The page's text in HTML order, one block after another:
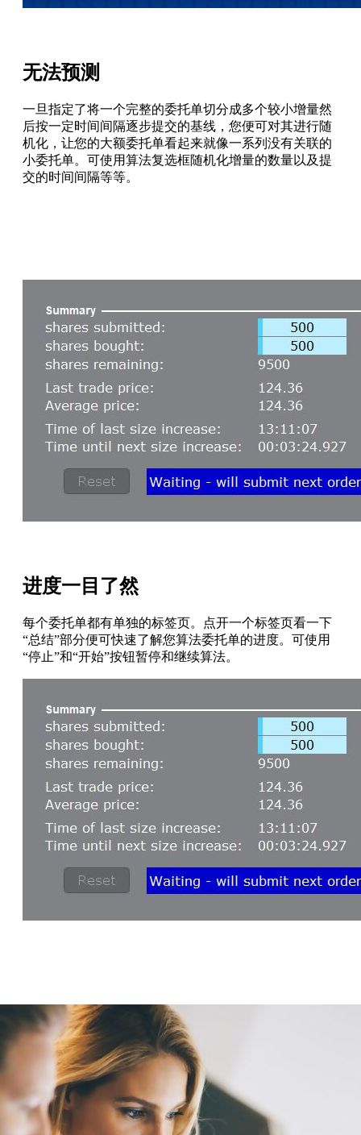
无法预测
一旦指定了将一个完整的委托单切分成多个较小增量然
后按一定时间间隔逐步提交的基线，您便可对其进行随
机化，让您的大额委托单看起来就像一系列没有关联的
小委托单。可使用算法复选框随机化增量的数量以及提
交的时间间隔等等。
进度一目了然
每个委托单都有单独的标签页。点开一个标签页看一下
“总结”部分便可快速了解您算法委托单的进度。可使用
“停止”和“开始”按钮暂停和继续算法。